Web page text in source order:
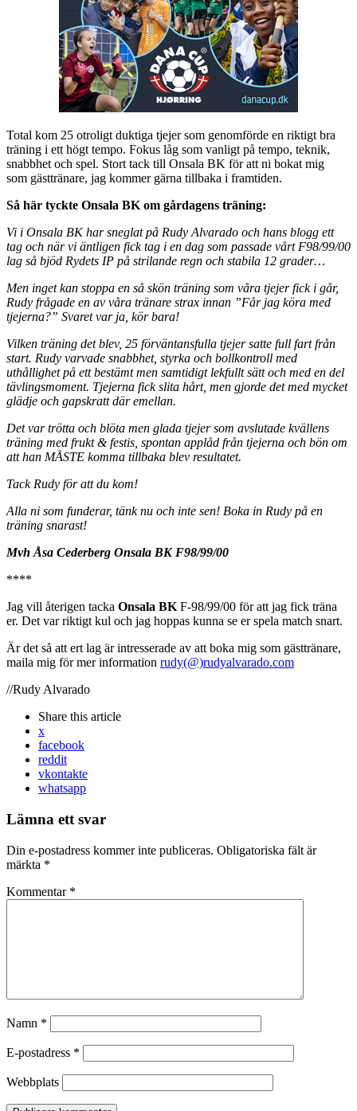
Total kom 25 otroligt duktiga tjejer som genomförde en riktigt bra
träning i ett högt tempo. Fokus låg som vanligt på tempo, teknik,
snabbhet och spel. Stort tack till Onsala BK för att ni bokat mig
som gästtränare, jag kommer gärna tillbaka i framtiden.
Så här tyckte Onsala BK om gårdagens träning:
Vi i Onsala BK har sneglat på Rudy Alvarado och hans blogg ett
tag och när vi äntligen fick tag i en dag som passade vårt F98/99/00
lag så bjöd Rydets IP på strilande regn och stabila 12 grader…
Men inget kan stoppa en så skön träning som våra tjejer fick i går,
Rudy frågade en av våra tränare strax innan ”Får jag köra med
tjejerna?” Svaret var ja, kör bara!
Vilken träning det blev, 25 förväntansfulla tjejer satte full fart från
start. Rudy varvade snabbhet, styrka och bollkontroll med
uthållighet på ett bestämt men samtidigt lekfullt sätt och med en del
tävlingsmoment. Tjejerna fick slita hårt, men gjorde det med mycket
glädje och gapskratt där emellan.
Det var trötta och blöta men glada tjejer som avslutade kvällens
träning med frukt & festis, spontan applåd från tjejerna och bön om
att han MÅSTE komma tillbaka blev resultatet.
Tack Rudy för att du kom!
Alla ni som funderar, tänk nu och inte sen! Boka in Rudy på en
träning snarast!
Mvh Åsa Cederberg Onsala BK F98/99/00
****
Jag vill återigen tacka Onsala BK F-98/99/00 för att jag fick träna
er. Det var riktigt kul och jag hoppas kunna se er spela match snart.
Är det så att ert lag är intresserade av att boka mig som gästtränare,
maila mig för mer information rudy(@)rudyalvarado.com
//Rudy Alvarado
Share this article
x
facebook
reddit
vkontakte
whatsapp
Lämna ett svar
Din e-postadress kommer inte publiceras. Obligatoriska fält är
märkta *
Kommentar *
Namn *
E-postadress *
Webbplats